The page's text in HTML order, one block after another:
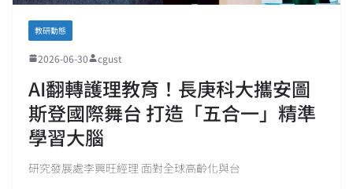
教研動態
2026-06-30 cgust
AI翻轉護理教育！長庚科大攜安圖
斯登國際舞台 打造「五合一」精準
學習大腦
研究發展處李興旺經理 面對全球高齡化與台